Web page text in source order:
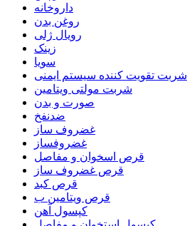
داروخانه
روغن بدن
رویال ژلی
زینک
سویا
شربت تقویت کننده سیستم ایمنی
شربت مولتی ویتامین
صورت و بدن
ضدنفخ
غضروف ساز
غضروفساز
قرص اسخوان و مفاصل
قرص غضروف ساز
قرص کبد
قرص ویتامین ب
کپسول آهن